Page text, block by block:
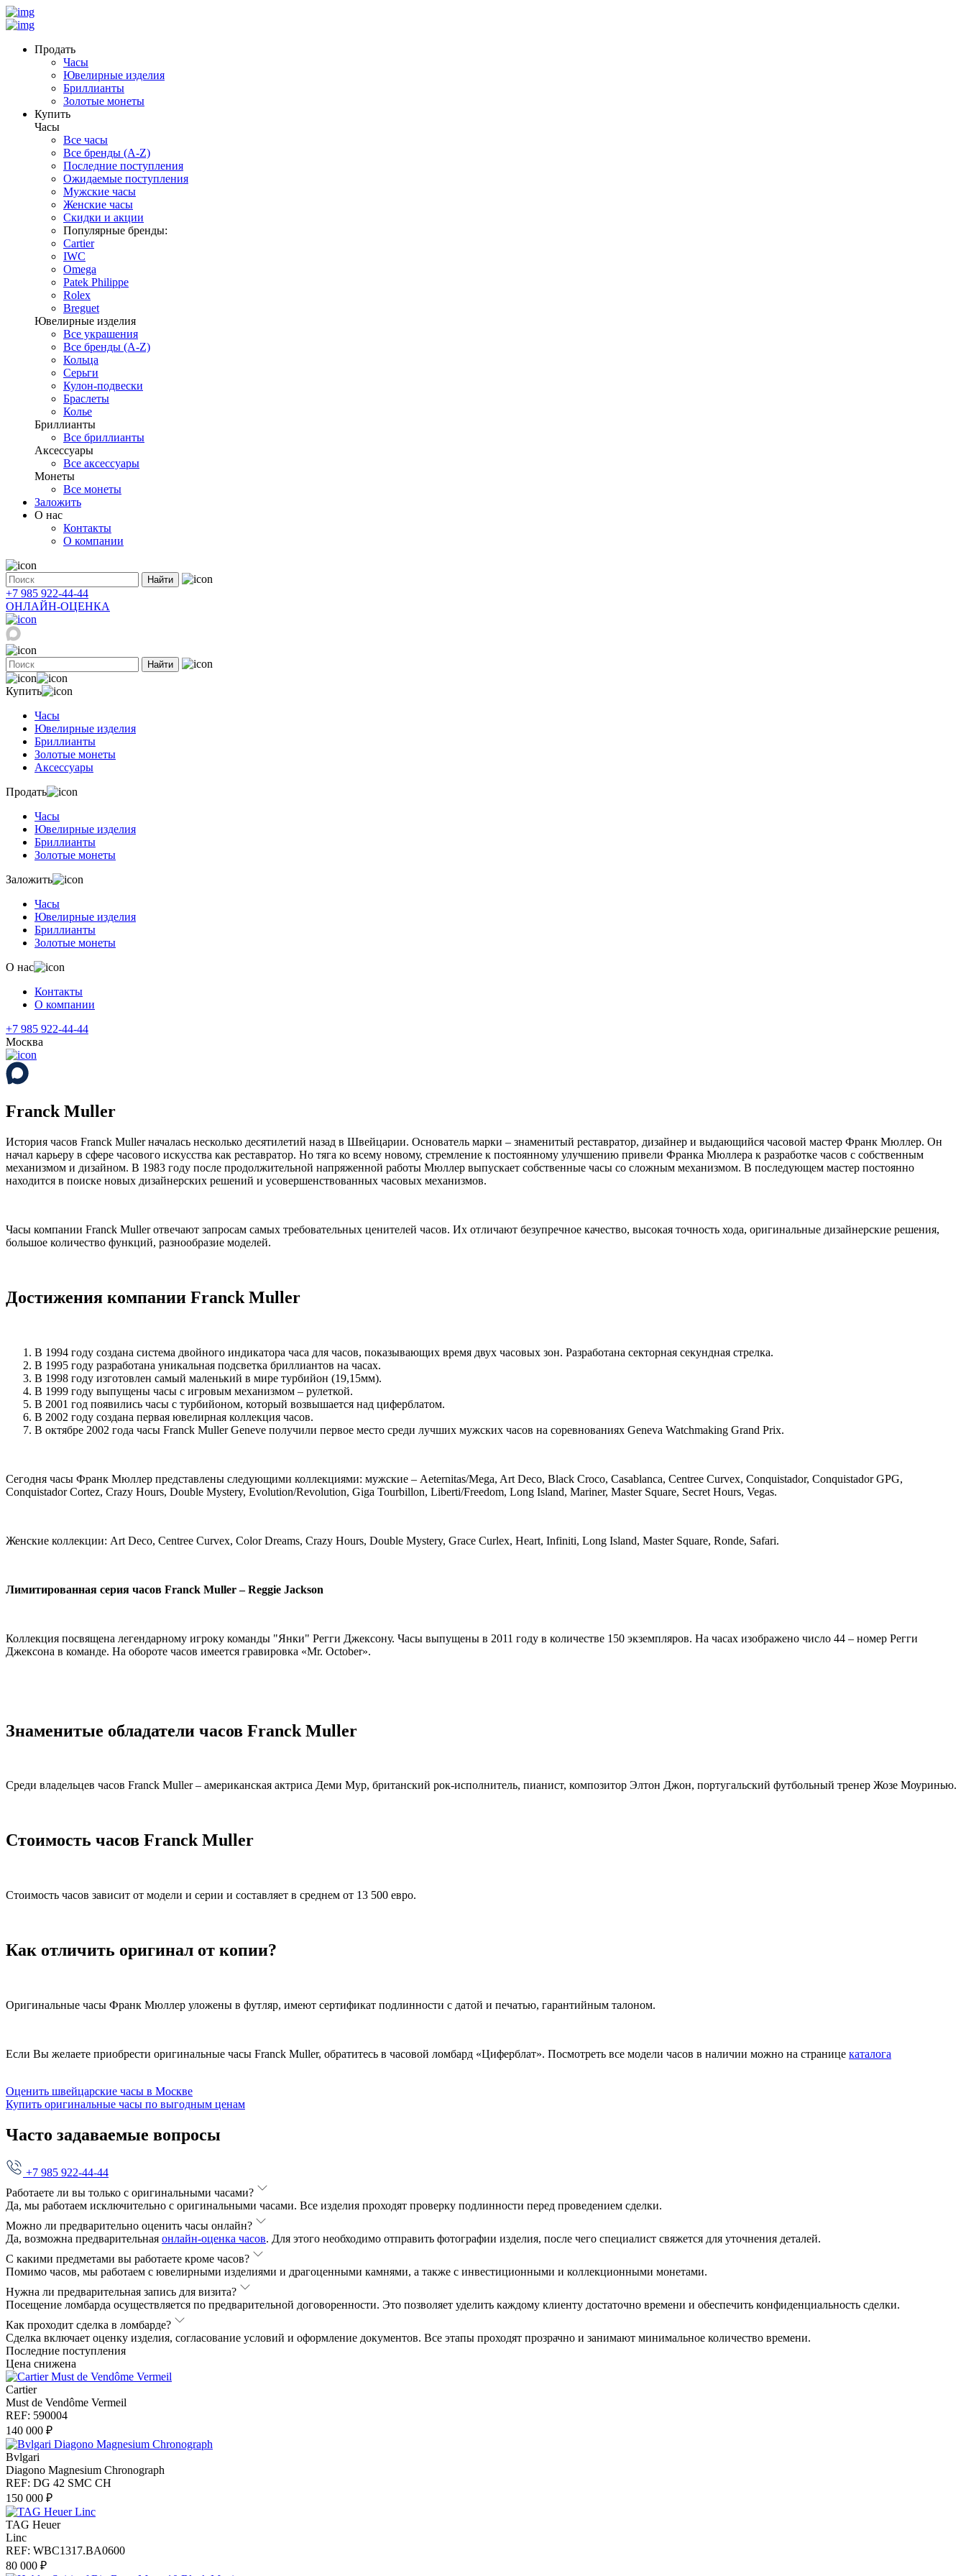
Продать
Часы
Ювелирные изделия
Бриллианты
Золотые монеты
Купить
Часы
Все часы
Все бренды (A-Z)
Последние поступления
Ожидаемые поступления
Мужские часы
Женские часы
Скидки и акции
Популярные бренды:
Cartier
IWC
Omega
Patek Philippe
Rolex
Breguet
Ювелирные изделия
Все украшения
Все бренды (A-Z)
Кольца
Серьги
Кулон-подвески
Браслеты
Колье
Бриллианты
Все бриллианты
Аксессуары
Все аксессуары
Монеты
Все монеты
Заложить
О нас
Контакты
О компании
Найти
+7 985 922-44-44
ОНЛАЙН-ОЦЕНКА
Найти
Купить
Часы
Ювелирные изделия
Бриллианты
Золотые монеты
Аксессуары
Продать
Часы
Ювелирные изделия
Бриллианты
Золотые монеты
Заложить
Часы
Ювелирные изделия
Бриллианты
Золотые монеты
О нас
Контакты
О компании
+7 985 922-44-44
Москва
Franck Muller
История часов Franck Muller началась несколько десятилетий назад в Швейцарии. Основатель марки – знаменитый реставратор, дизайнер и выдающийся часовой мастер Франк Мюллер. Он
начал карьеру в сфере часового искусства как реставратор. Но тяга ко всему новому, стремление к постоянному улучшению привели Франка Мюллера к разработке часов с собственным
механизмом и дизайном. В 1983 году после продолжительной напряженной работы Мюллер выпускает собственные часы со сложным механизмом. В последующем мастер постоянно
находится в поиске новых дизайнерских решений и усовершенствованных часовых механизмов.
Часы компании Franck Muller отвечают запросам самых требовательных ценителей часов. Их отличают безупречное качество, высокая точность хода, оригинальные дизайнерские решения,
большое количество функций, разнообразие моделей.
Достижения компании Franck Muller
В 1994 году создана система двойного индикатора часа для часов, показывающих время двух часовых зон. Разработана секторная секундная стрелка.
В 1995 году разработана уникальная подсветка бриллиантов на часах.
В 1998 году изготовлен самый маленький в мире турбийон (19,15мм).
В 1999 году выпущены часы с игровым механизмом – рулеткой.
В 2001 год появились часы с турбийоном, который возвышается над циферблатом.
В 2002 году создана первая ювелирная коллекция часов.
В октябре 2002 года часы Franck Muller Geneve получили первое место среди лучших мужских часов на соревнованиях Geneva Watchmaking Grand Prix.
Сегодня часы Франк Мюллер представлены следующими коллекциями: мужские – Aeternitas/Mega, Art Deco, Black Croco, Casablanca, Centree Curvex, Conquistador, Conquistador GPG,
Conquistador Cortez, Crazy Hours, Double Mystery, Evolution/Revolution, Giga Tourbillon, Liberti/Freedom, Long Island, Mariner, Master Square, Secret Hours, Vegas.
Женские коллекции: Art Deco, Centree Curvex, Color Dreams, Crazy Hours, Double Mystery, Grace Curlex, Heart, Infiniti, Long Island, Master Square, Ronde, Safari.
Лимитированная серия часов Franck Muller – Reggie Jackson
Коллекция посвящена легендарному игроку команды "Янки" Регги Джексону. Часы выпущены в 2011 году в количестве 150 экземпляров. На часах изображено число 44 – номер Регги
Джексона в команде. На обороте часов имеется гравировка «Mr. October».
Знаменитые обладатели часов Franck Muller
Среди владельцев часов Franck Muller – американская актриса Деми Мур, британский рок-исполнитель, пианист, композитор Элтон Джон, португальский футбольный тренер Жозе Моуринью.
Стоимость часов Franck Muller
Стоимость часов зависит от модели и серии и составляет в среднем от 13 500 евро.
Как отличить оригинал от копии?
Оригинальные часы Франк Мюллер уложены в футляр, имеют сертификат подлинности с датой и печатью, гарантийным талоном.
Если Вы желаете приобрести оригинальные часы Franck Muller, обратитесь в часовой ломбард «Циферблат». Посмотреть все модели часов в наличии можно на странице каталога
Оценить швейцарские часы в Москве
Купить оригинальные часы по выгодным ценам
Часто задаваемые вопросы
+7 985 922-44-44
Работаете ли вы только с оригинальными часами?
Да, мы работаем исключительно с оригинальными часами. Все изделия проходят проверку подлинности перед проведением сделки.
Можно ли предварительно оценить часы онлайн?
Да, возможна предварительная онлайн-оценка часов. Для этого необходимо отправить фотографии изделия, после чего специалист свяжется для уточнения деталей.
С какими предметами вы работаете кроме часов?
Помимо часов, мы работаем с ювелирными изделиями и драгоценными камнями, а также с инвестиционными и коллекционными монетами.
Нужна ли предварительная запись для визита?
Посещение ломбарда осуществляется по предварительной договоренности. Это позволяет уделить каждому клиенту достаточно времени и обеспечить конфиденциальность сделки.
Как проходит сделка в ломбарде?
Сделка включает оценку изделия, согласование условий и оформление документов. Все этапы проходят прозрачно и занимают минимальное количество времени.
Последние поступления
Цена снижена
Cartier
Must de Vendôme Vermeil
REF: 590004
140 000 ₽
Bvlgari
Diagono Magnesium Chronograph
REF: DG 42 SMC CH
150 000 ₽
TAG Heuer
Linc
REF: WBC1317.BA0600
80 000 ₽